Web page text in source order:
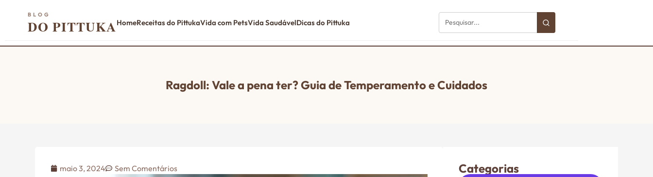
BLOG
DO PITTUKAHomeReceitas do PittukaVida com PetsVida SaudávelDicas do Pittuka
Ragdoll: Vale a pena ter? Guia de Temperamento e Cuidados
maio 3, 2024 Sem Comentários Categorias